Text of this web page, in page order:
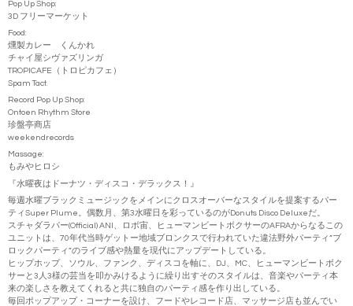
Pop Up Shop:
3D フリーマーケット
Food:
燻製カレー くんかれ
チャイ屋シヴァズリンガ
TROPICAFE（トロピカフェ）
Spam Tact.
Record Pop Up Shop:
Ontoen Rhythm Store
珍盤亭商店
weekendrecords
Massage:
もみやヒロシ
『水曜夜はドーナツ・ディスコ・デラックス！』
毎週水曜ブラックミュージックをメインにクロスオーバーなスタイルを提案するパー
ティSuper Plume。偶数月、第3水曜日を彩っているのがDonuts Disco Deluxeだ。
スチャダラパー(Official)ANI、ロボ宙、ヒューマンビートボクサーのAFRAからなるこの
ユニットは、70年代当時ゲットー地域ブロンクスで行われていた違法野外パーティ”ブ
ロックパーティ”のライブ感や熱量を現代にアップデートしている。
ヒップホップ、ソウル、ファンク、ディスコを軸に、DJ、MC、ヒューマンビートボク
サーと3人3様の芸当を叩かみけるように繰り出すそのスタイルは、音楽やパーティ本
来の楽しさを教えてくれると共に独自のパーティ感を作り出している。
毎回ポップアップ・コーナーを設け、フードやレコード店、マッサージ店も並んでい